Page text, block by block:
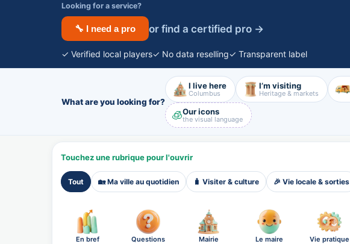
Looking for a service?
🔧 I need a pro or find a certified pro →
✓ Verified local players✓ No data reselling✓ Transparent label
What are you looking for?
I live here
Columbus
I’m visiting
Heritage & markets
🧊Our icons
the visual language
Touchez une rubrique pour l'ouvrir
Tout 🏡 Ma ville au quotidien 🧳 Visiter & culture 🎉 Vie locale & sorties
En bref Questions Mairie Le maire Vie pratique